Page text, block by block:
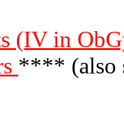
(IV in
**** (also